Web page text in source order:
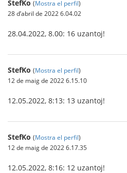
StefKo (Mostra el perfil)
28 d’abril de 2022 6.04.02
28.04.2022, 8.00: 16 uzantoj!
StefKo (Mostra el perfil)
12 de maig de 2022 6.15.10
12.05.2022, 8:13: 13 uzantoj!
StefKo (Mostra el perfil)
12 de maig de 2022 6.17.35
12.05.2022, 8:16: 12 uzantoj!